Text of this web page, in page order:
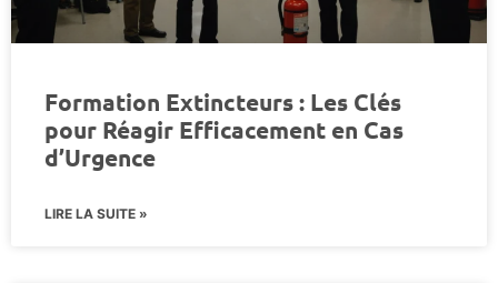
Formation Extincteurs : Les Clés
pour Réagir Efficacement en Cas
d’Urgence
LIRE LA SUITE »